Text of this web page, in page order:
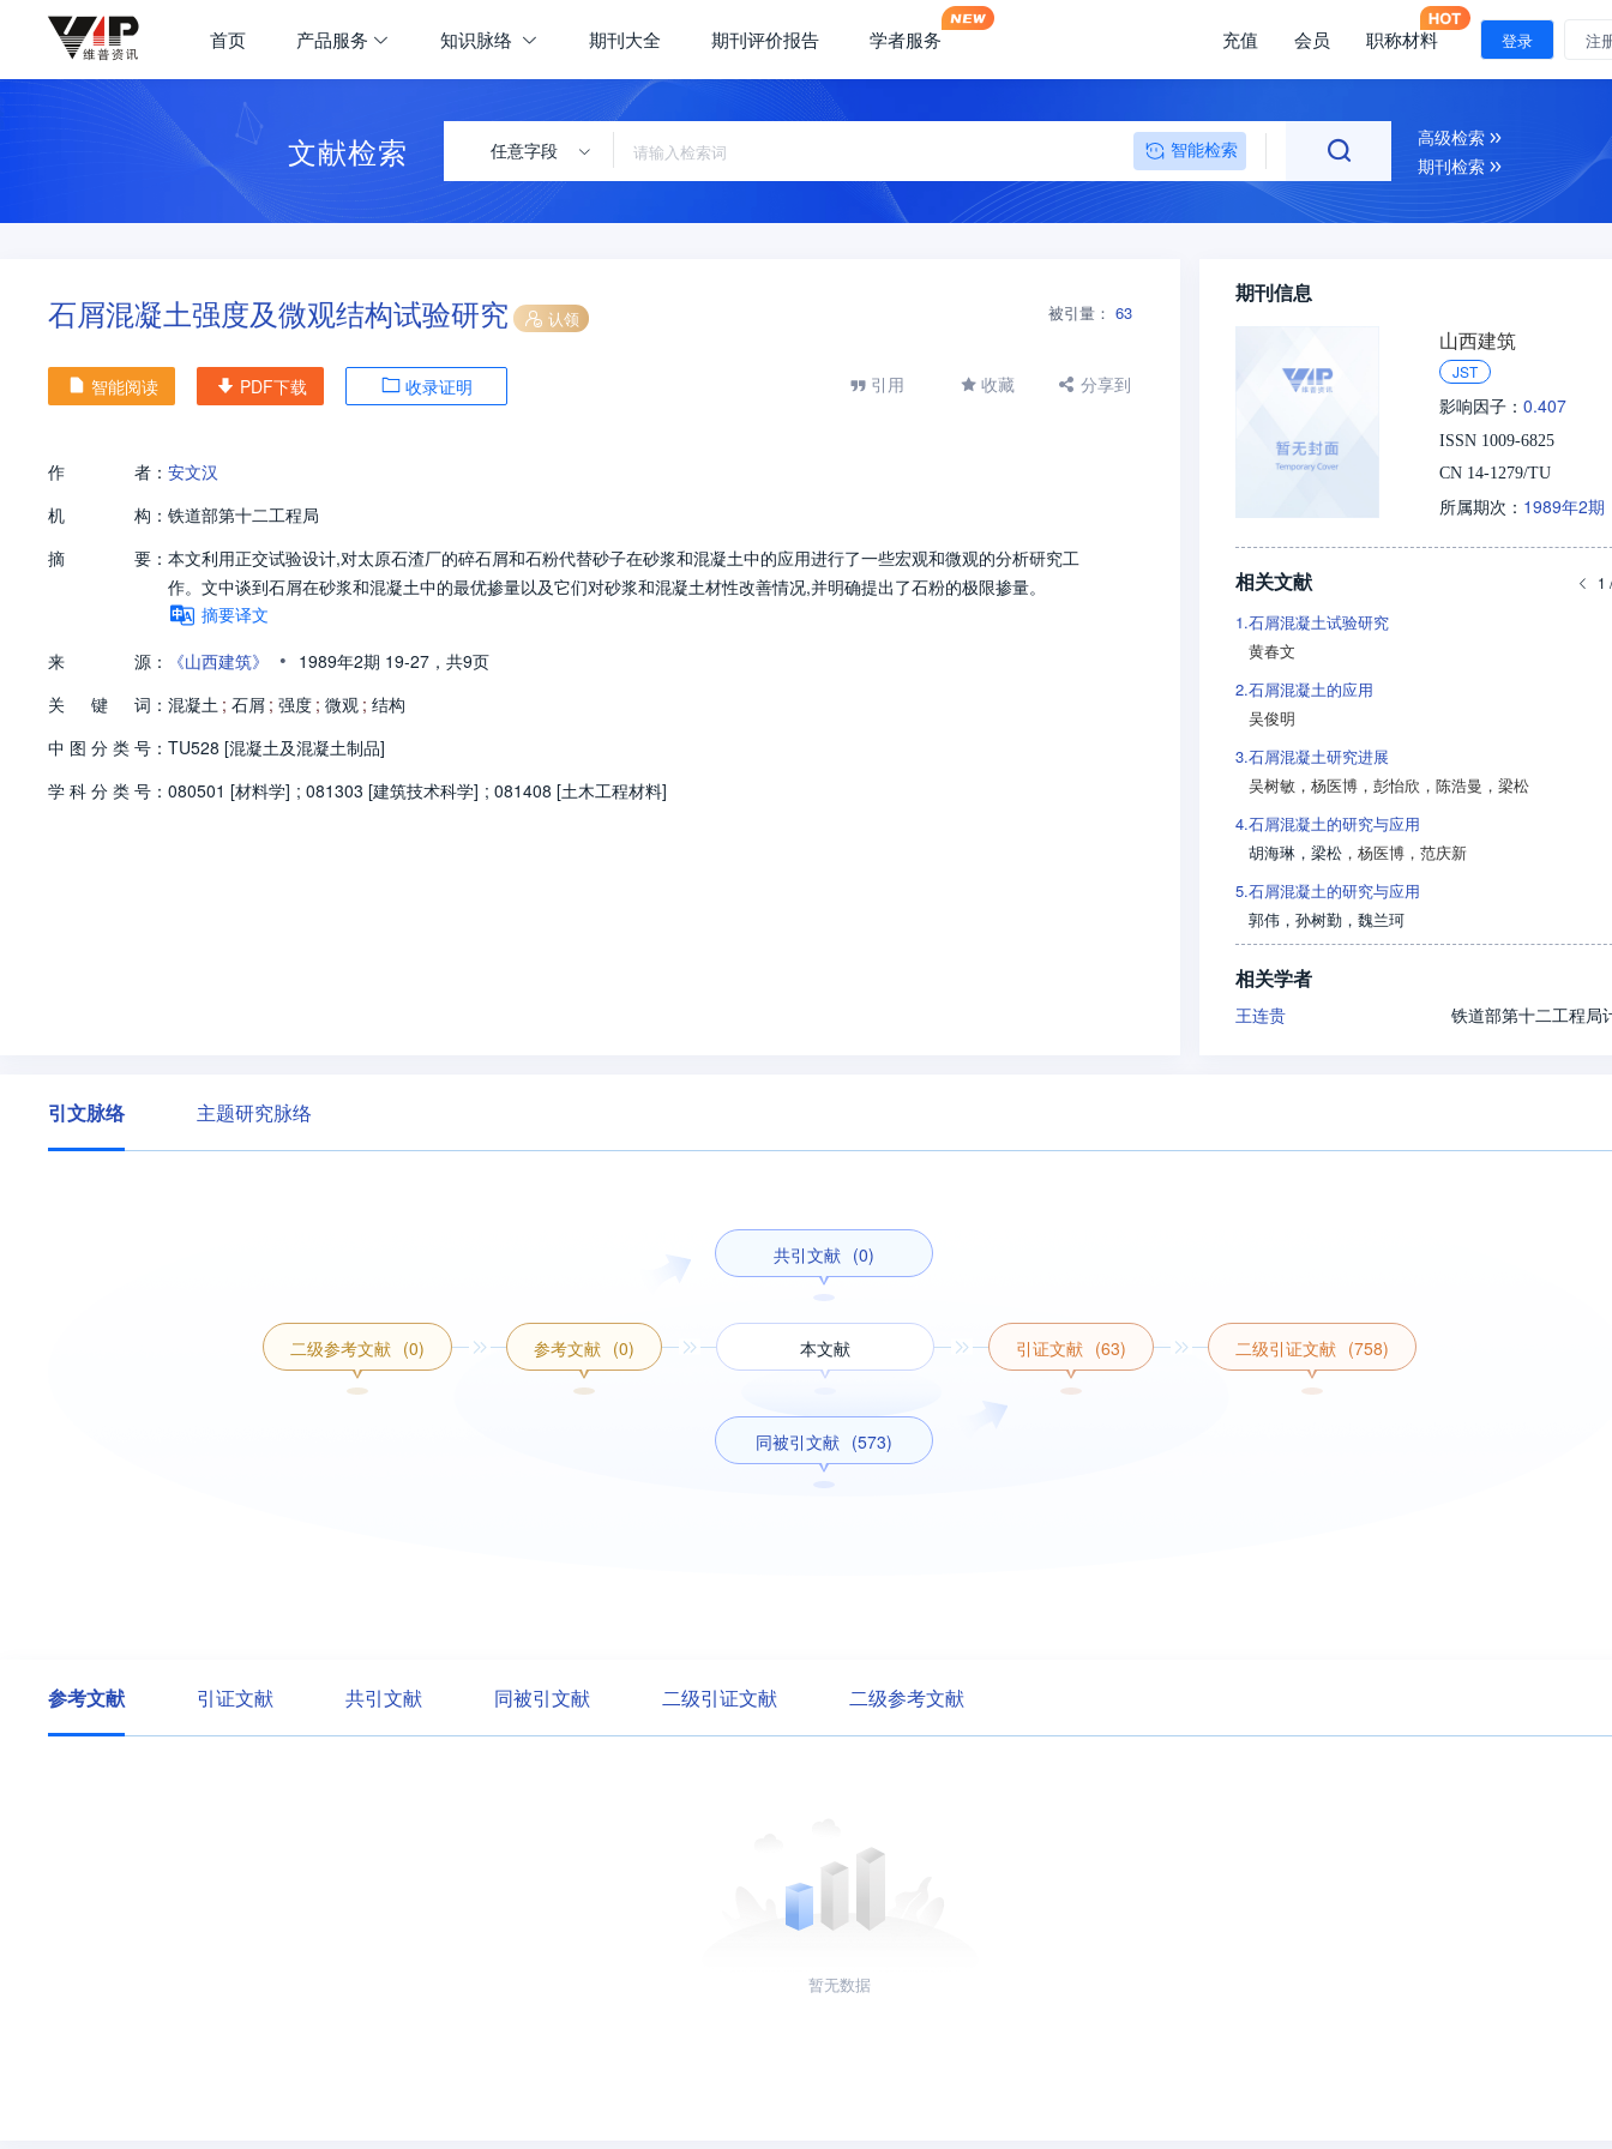
首页 产品服务 知识脉络 期刊大全 期刊评价报告 学者服务 充值 会员 职称材料 登录 注
文献检索 任意字段 智能检索
高级检索
期刊检索
石屑混凝土强度及微观结构试验研究 认领 被引量： 63
智能阅读 PDF下载 收录证明 引用 收藏 分享到
作 者： 安文汉
机
构： 铁道部第十二工程局
摘
要： 本文利用正交试验设计,对太原石渣厂的碎石屑和石粉代替砂子在砂浆和混凝土中的应用进行了一些宏观和微观的分析研究工
作。文中谈到石屑在砂浆和混凝土中的最优掺量以及它们对砂浆和混凝土材性改善情况,并明确提出了石粉的极限掺量。
摘要译文
来
源： 《山西建筑》 • 1989年2期 19-27， 共9页
关
键 词： 混凝土 ; 石屑 ; 强度 ; 微观 ; 结构
中 图 分 类 号： TU528 [混凝土及混凝土制品]
学 科 分 类 号： 080501 [材料学] ; 081303 [建筑技术科学] ; 081408 [土木工程材料]
期刊信息
山西建筑
JST
影响因子： 0.407
ISSN 1009-6825
CN 14-1279/TU
所属期次： 1989年2期
相关文献 1
1.石屑混凝土试验研究
黄春文
2.石屑混凝土的应用
吴俊明
3.石屑混凝土研究进展
吴树敏 ， 杨医博 ， 彭怡欣 ， 陈浩曼 ， 梁松
4.石屑混凝土的研究与应用
胡海琳 ， 梁松 ， 杨医博 ， 范庆新
5.石屑混凝土的研究与应用
郭伟 ， 孙树勤 ， 魏兰珂
相关学者
王连贵
引文脉络 主题研究脉络
二级参考文献 (0) 参考文献 (0)
共引文献 (0)
本文献
同被引文献 (573)
引证文献 (63) 二级引证文献 (758)
参考文献 引证文献 共引文献 同被引文献 二级引证文献 二级参考文献
暂无数据